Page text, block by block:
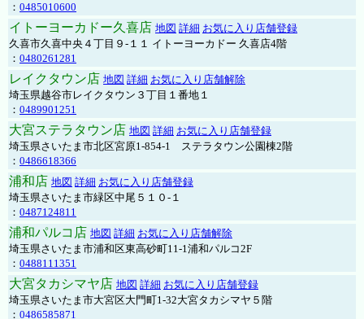
： 0485010600
イトーヨーカドー久喜店 地図 詳細 お気に入り店舗登録
久喜市久喜中央４丁目９-１１ イトーヨーカドー 久喜店4階
： 0480261281
レイクタウン店 地図 詳細 お気に入り店舗解除
埼玉県越谷市レイクタウン３丁目１番地１
： 0489901251
大宮ステラタウン店 地図 詳細 お気に入り店舗登録
埼玉県さいたま市北区宮原1-854-1 ステラタウン公園棟2階
： 0486618366
浦和店 地図 詳細 お気に入り店舗登録
埼玉県さいたま市緑区中尾５１０-１
： 0487124811
浦和パルコ店 地図 詳細 お気に入り店舗解除
埼玉県さいたま市浦和区東高砂町11-1浦和パルコ2F
： 0488111351
大宮タカシマヤ店 地図 詳細 お気に入り店舗登録
埼玉県さいたま市大宮区大門町1-32大宮タカシマヤ５階
： 0486585871